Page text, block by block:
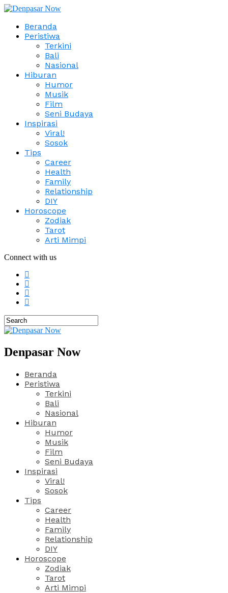
Beranda
Peristiwa
Terkini
Bali
Nasional
Hiburan
Humor
Musik
Film
Seni Budaya
Inspirasi
Viral!
Sosok
Tips
Career
Health
Family
Relationship
DIY
Horoscope
Zodiak
Tarot
Arti Mimpi
Connect with us
Denpasar Now
Beranda
Peristiwa
Terkini
Bali
Nasional
Hiburan
Humor
Musik
Film
Seni Budaya
Inspirasi
Viral!
Sosok
Tips
Career
Health
Family
Relationship
DIY
Horoscope
Zodiak
Tarot
Arti Mimpi